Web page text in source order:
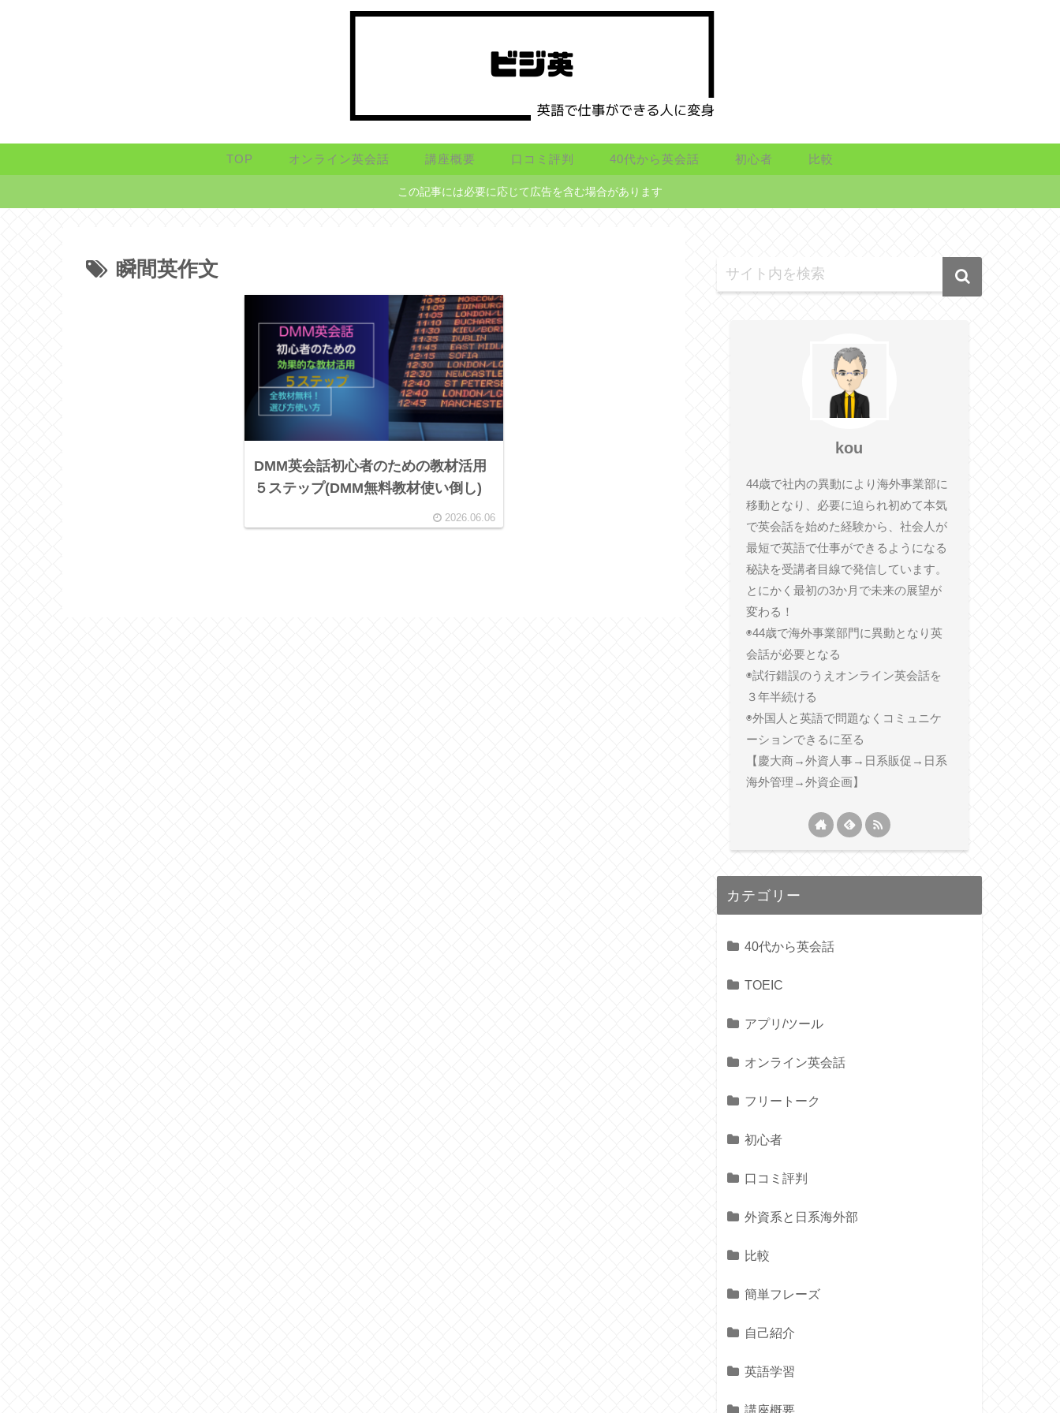
TOP オンライン英会話 講座概要 口コミ評判 40代から英会話 初心者 比較
この記事には必要に応じて広告を含む場合があります
瞬間英作文
DMM英会話初心者のための教材活用
５ステップ(DMM無料教材使い倒し)
2026.06.06
kou
44歳で社内の異動により海外事業部に
移動となり、必要に迫られ初めて本気
で英会話を始めた経験から、社会人が
最短で英語で仕事ができるようになる
秘訣を受講者目線で発信しています。
とにかく最初の3か月で未来の展望が
変わる！
◉44歳で海外事業部門に異動となり英
会話が必要となる
◉試行錯誤のうえオンライン英会話を
３年半続ける
◉外国人と英語で問題なくコミュニケ
ーションできるに至る
【慶大商→外資人事→日系販促→日系
海外管理→外資企画】
カテゴリー
40代から英会話
TOEIC
アプリ/ツール
オンライン英会話
フリートーク
初心者
口コミ評判
外資系と日系海外部
比較
簡単フレーズ
自己紹介
英語学習
講座概要